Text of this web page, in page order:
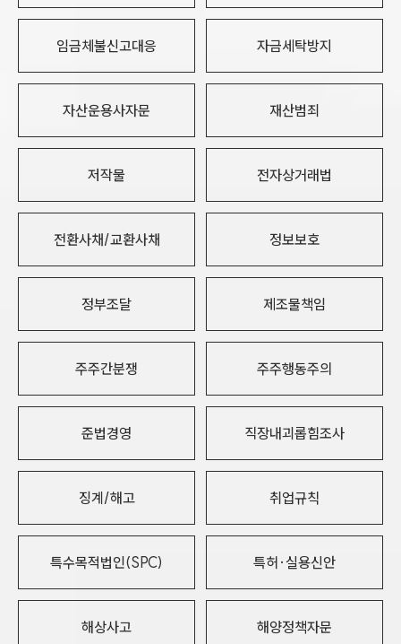
임금체불신고대응 자금세탁방지
자산운용사자문 재산범죄
저작물 전자상거래법
전환사채/교환사채 정보보호
정부조달 제조물책임
주주간분쟁 주주행동주의
준법경영 직장내괴롭힘조사
징계/해고 취업규칙
특수목적법인(SPC) 특허·실용신안
해상사고 해양정책자문